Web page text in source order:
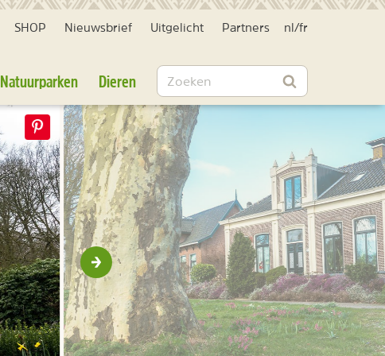
SHOP Nieuwsbrief Uitgelicht Partners nl /fr
Natuurparken Dieren Zoeken
Zoeken
Volgende